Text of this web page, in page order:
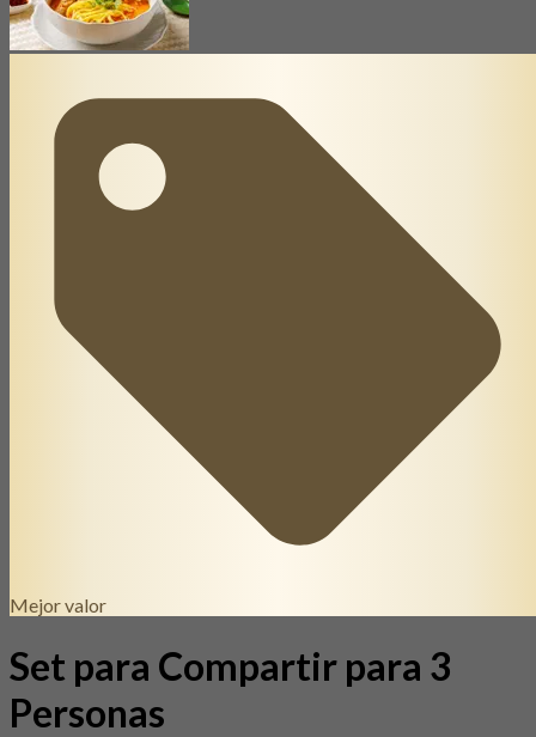
Mejor valor
Set para Compartir para 3
Personas